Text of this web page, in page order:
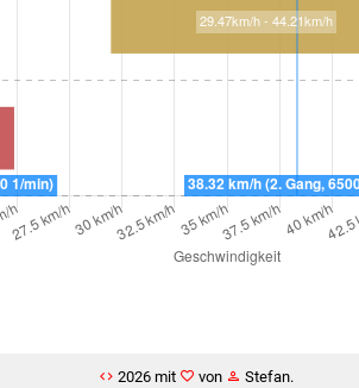
2026 mit von Stefan.